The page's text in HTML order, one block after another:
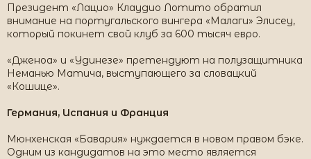
Президент «Лацио» Клаудио Лотито обратил
внимание на португальского вингера «Малаги» Элисеу,
который покинет свой клуб за 600 тысяч евро.
«Дженоа» и «Удинезе» претендуют на полузащитника
Неманью Матича, выступающего за словацкий
«Кошице».
Германия, Испания и Франция
Мюнхенская «Бавария» нуждается в новом правом бэке.
Одним из кандидатов на это место является